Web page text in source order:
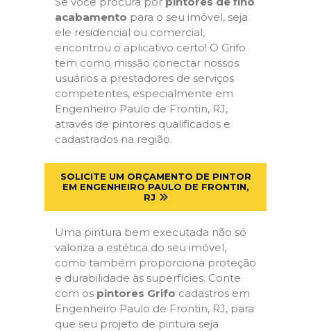
acabamento para o seu imóvel, seja
ele residencial ou comercial,
encontrou o aplicativo certo! O Grifo
tem como missão conectar nossos
usuários a prestadores de serviços
competentes, especialmente em
Engenheiro Paulo de Frontin, RJ,
através de pintores qualificados e
cadastrados na região.
SOLICITE UM ORÇAMENTO DE PINTOR
EM ENGENHEIRO PAULO DE FRONTIN,
RJ
Uma pintura bem executada não só
valoriza a estética do seu imóvel,
como também proporciona proteção
e durabilidade às superfícies. Conte
com os pintores Grifo cadastros em
Engenheiro Paulo de Frontin, RJ, para
que seu projeto de pintura seja